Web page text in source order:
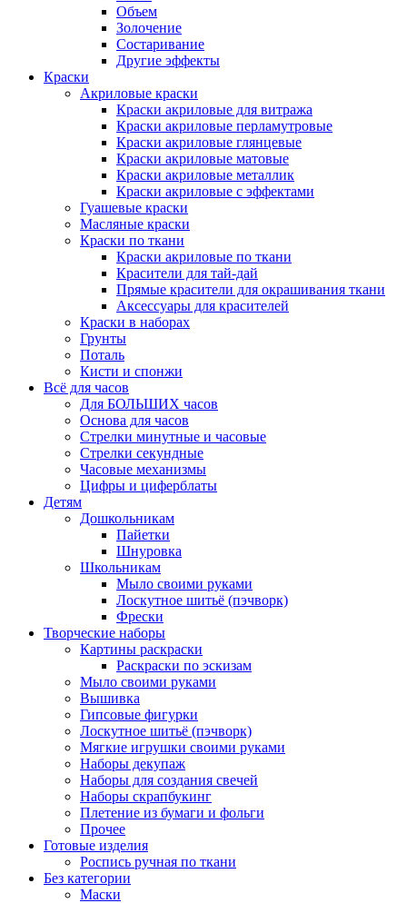
Объем
Золочение
Состаривание
Другие эффекты
Краски
Акриловые краски
Краски акриловые для витража
Краски акриловые перламутровые
Краски акриловые глянцевые
Краски акриловые матовые
Краски акриловые металлик
Краски акриловые с эффектами
Гуашевые краски
Масляные краски
Краски по ткани
Краски акриловые по ткани
Красители для тай-дай
Прямые красители для окрашивания ткани
Аксессуары для красителей
Краски в наборах
Грунты
Поталь
Кисти и спонжи
Всё для часов
Для БОЛЬШИХ часов
Основа для часов
Стрелки минутные и часовые
Стрелки секундные
Часовые механизмы
Цифры и циферблаты
Детям
Дошкольникам
Пайетки
Шнуровка
Школьникам
Мыло своими руками
Лоскутное шитьё (пэчворк)
Фрески
Творческие наборы
Картины раскраски
Раскраски по эскизам
Мыло своими руками
Вышивка
Гипсовые фигурки
Лоскутное шитьё (пэчворк)
Мягкие игрушки своими руками
Наборы декупаж
Наборы для создания свечей
Наборы скрапбукинг
Плетение из бумаги и фольги
Прочее
Готовые изделия
Роспись ручная по ткани
Без категории
Маски